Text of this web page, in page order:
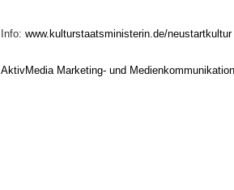
Info: www.kulturstaatsministerin.de/neustartkultur
AktivMedia Marketing- und